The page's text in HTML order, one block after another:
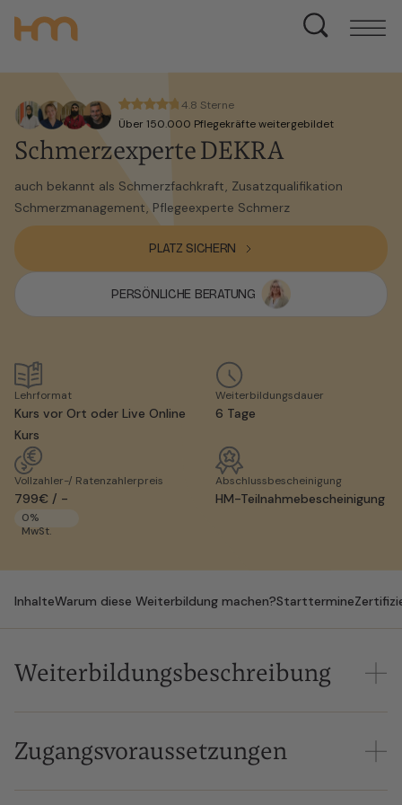
4.8 Sterne
Über 150.000 Pflegekräfte weitergebildet
Schmerzexperte DEKRA
auch bekannt als Schmerzfachkraft, Zusatzqualifikation
Schmerzmanagement, Pflegeexperte Schmerz
PLATZ SICHERN
PERSÖNLICHE BERATUNG
Lehrformat
Kurs vor Ort oder Live Online
Kurs
Weiterbildungsdauer
6 Tage
Vollzahler-/ Ratenzahlerpreis
799€ / -
0%
MwSt.
Abschlussbescheinigung
HM-Teilnahmebescheinigung
InhalteWarum diese Weiterbildung machen?Starttermine
Weiterbildungsbeschreibung
Handlungssicherheit im professionellen Umgang mit
akuten und chronischen Schmerzen in der Pflege. Sie
unterstützt Pflegekräfte dabei, Schmerzen frühzeitig zu
Zugangsvoraussetzungen